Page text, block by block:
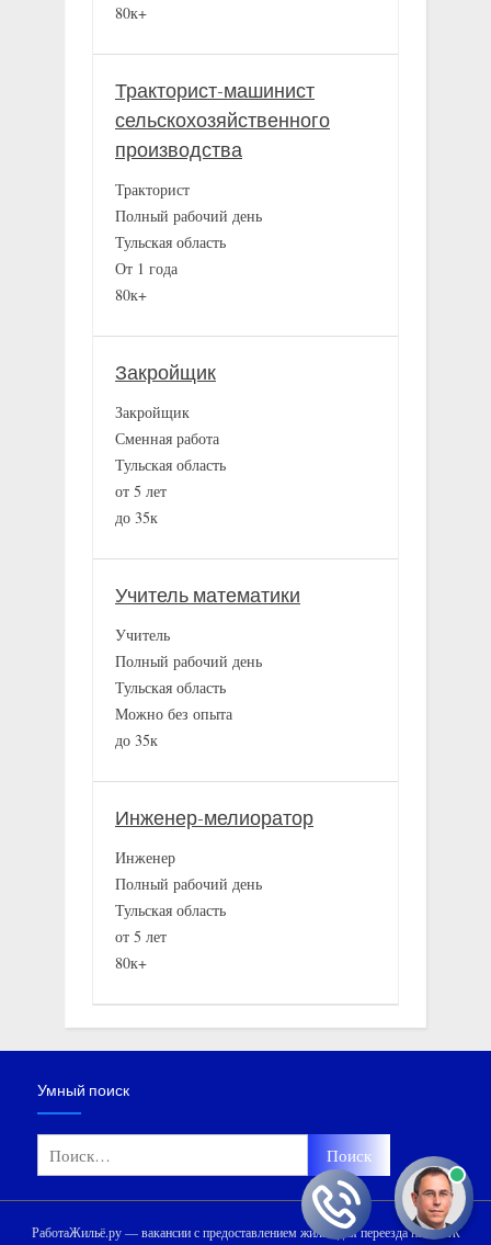
80к+
Тракторист-машинист
сельскохозяйственного
производства
Тракторист
Полный рабочий день
Тульская область
От 1 года
80к+
Закройщик
Закройщик
Сменная работа
Тульская область
от 5 лет
до 35к
Учитель математики
Учитель
Полный рабочий день
Тульская область
Можно без опыта
до 35к
Инженер-мелиоратор
Инженер
Полный рабочий день
Тульская область
от 5 лет
80к+
Умный поиск
РаботаЖильё.ру — вакансии с предоставлением жилья для переезда на ПМЖ